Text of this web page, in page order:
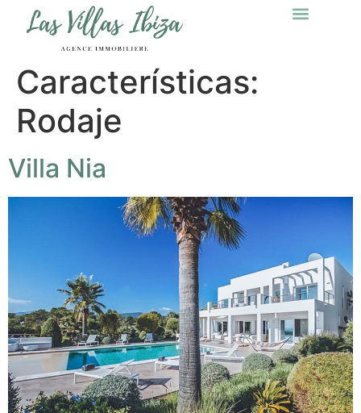
Características:
Rodaje
Villa Nia